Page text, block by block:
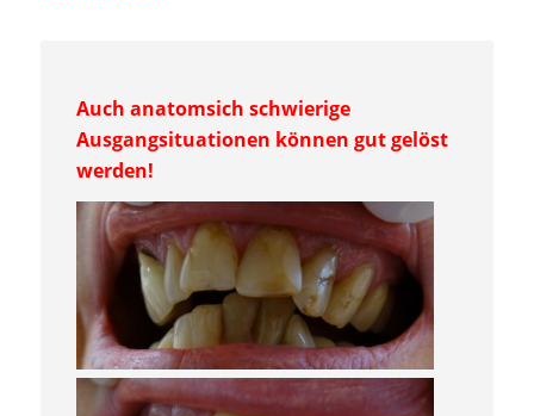
Auch anatomsich schwierige
Ausgangsituationen können gut gelöst
werden!